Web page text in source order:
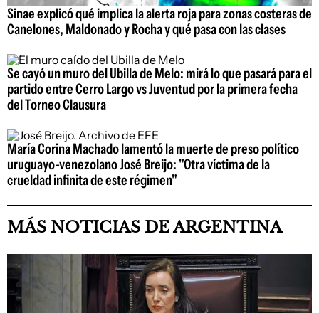
Sinae explicó qué implica la alerta roja para zonas costeras de
Canelones, Maldonado y Rocha y qué pasa con las clases
Se cayó un muro del Ubilla de Melo: mirá lo que pasará para el
partido entre Cerro Largo vs Juventud por la primera fecha
del Torneo Clausura
María Corina Machado lamentó la muerte de preso político
uruguayo-venezolano José Breijo: "Otra víctima de la
crueldad infinita de este régimen"
MÁS NOTICIAS DE ARGENTINA